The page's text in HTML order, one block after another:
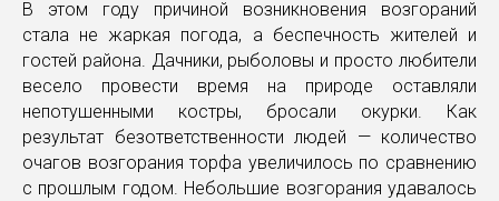
В этом году причиной возникновения возгораний
стала не жаркая погода, а беспечность жителей и
гостей района. Дачники, рыболовы и просто любители
весело провести время на природе оставляли
непотушенными костры, бросали окурки. Как
результат безответственности людей — количество
очагов возгорания торфа увеличилось по сравнению
с прошлым годом. Небольшие возгорания удавалось